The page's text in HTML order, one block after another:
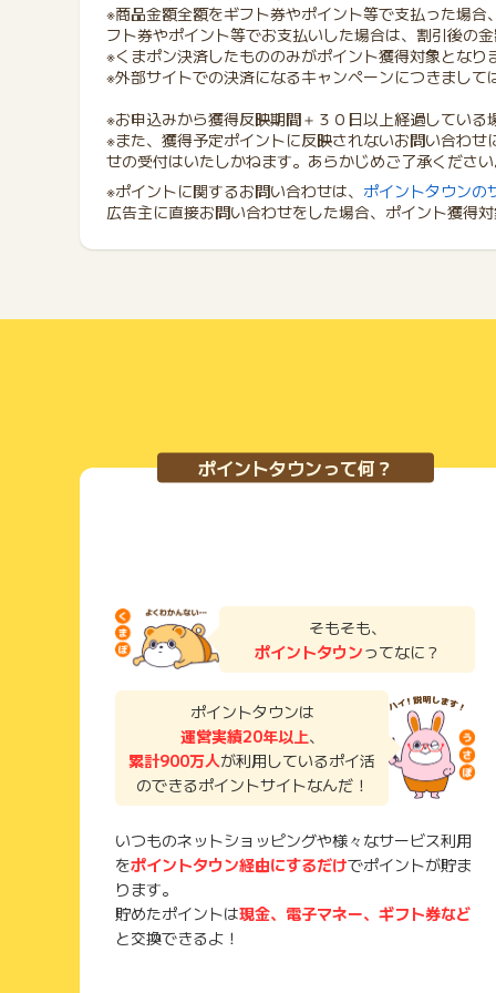
※商品金額全額をギフト券やポイント等で支払った場
フト券やポイント等でお支払いした場合は、割引後の
※くまポン決済したもののみがポイント獲得対象となり
※外部サイトでの決済になるキャンペーンにつきまし
※お申込みから獲得反映期間＋３０日以上経過してい
※また、獲得予定ポイントに反映されないお問い合わ
せの受付はいたしかねます。あらかじめご了承くださ
※ポイントに関するお問い合わせは、 ポイントタウンの
広告主に直接お問い合わせをした場合、ポイント獲得
ポイントタウンって何？
そもそも、
ポイントタウンってなに？
ポイントタウンは
運営実績20年以上、
累計900万人が利用しているポイ活
のできるポイントサイトなんだ！
いつものネットショッピングや様々なサービス利用
をポイントタウン経由にするだけでポイントが貯ま
ります。
貯めたポイントは現金、電子マネー、ギフト券など
と交換できるよ！